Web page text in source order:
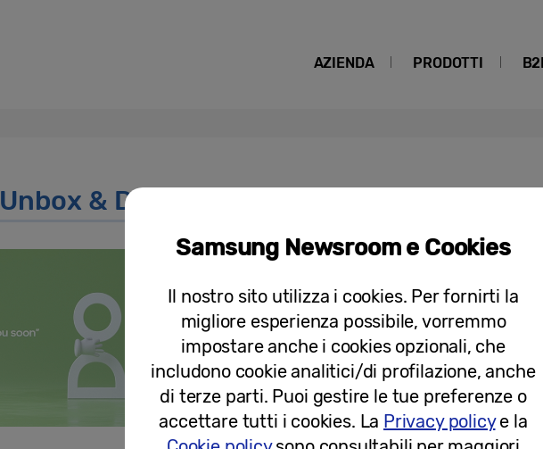
AZIENDA PRODOTTI
Unbox & Discover 2022
[Video] Unbox & Discover 2022: Teaser
25-03-2022
Samsung Newsroom e Cookies
Il nostro sito utilizza i cookies. Per fornirti la
migliore esperienza possibile, vorremmo
impostare anche i cookies opzionali, che
includono cookie analitici/di profilazione, anche
di terze parti. Puoi gestire le tue preferenze o
accettare tutti i cookies. La Privacy policye la